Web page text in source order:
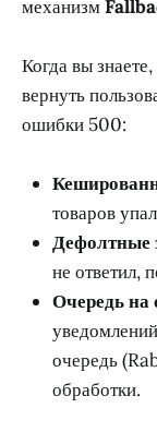
механизм
Когда вы
вернуть
ошибки 500:
товаров
Дефолтные
не ответил,
Очередь на
очередь
обработки.